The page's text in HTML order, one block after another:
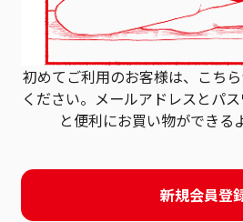
初めてご利用のお客様は、こち
ください。 メールアドレスとパ
と便利にお買い物ができる
新規会員登